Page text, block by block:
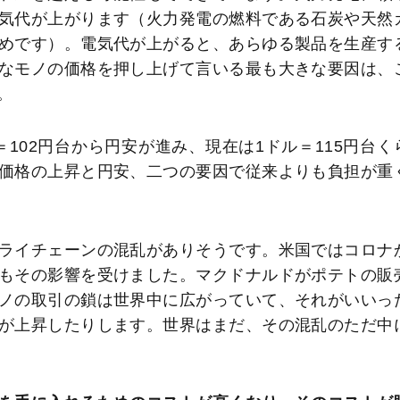
代が上がります（火力発電の燃料である石炭や天然
です）。電気代が上がると、あらゆる製品を生産す
モノの価格を押し上げて言いる最も大きな要因は、
円台から円安が進み、現在は1ドル＝115円台く
格の上昇と円安、二つの要因で従来よりも負担が重
イチェーンの混乱がありそうです。米国ではコロナ
その影響を受けました。マクドナルドがポテトの販
の取引の鎖は世界中に広がっていて、それがいいっ
上昇したりします。世界はまだ、その混乱のただ中